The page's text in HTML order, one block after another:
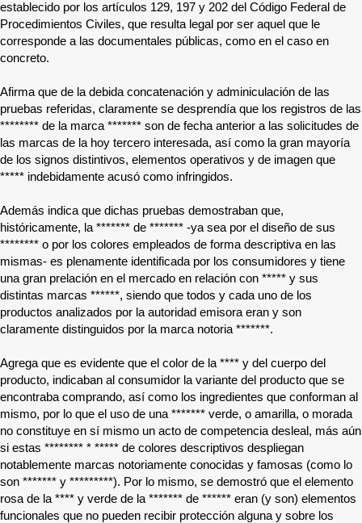
establecido por los artículos 129, 197 y 202 del Código Federal de
Procedimientos Civiles, que resulta legal por ser aquel que le
corresponde a las documentales públicas, como en el caso en
concreto.
Afirma que de la debida concatenación y adminiculación de las
pruebas referidas, claramente se desprendía que los registros de las
******** de la marca ******* son de fecha anterior a las solicitudes de
las marcas de la hoy tercero interesada, así como la gran mayoría
de los signos distintivos, elementos operativos y de imagen que
***** indebidamente acusó como infringidos.
Además indica que dichas pruebas demostraban que,
históricamente, la ******* de ******* -ya sea por el diseño de sus
******** o por los colores empleados de forma descriptiva en las
mismas- es plenamente identificada por los consumidores y tiene
una gran prelación en el mercado en relación con ***** y sus
distintas marcas ******, siendo que todos y cada uno de los
productos analizados por la autoridad emisora eran y son
claramente distinguidos por la marca notoria *******.
Agrega que es evidente que el color de la **** y del cuerpo del
producto, indicaban al consumidor la variante del producto que se
encontraba comprando, así como los ingredientes que conforman al
mismo, por lo que el uso de una ******* verde, o amarilla, o morada
no constituye en sí mismo un acto de competencia desleal, más aún
si estas ******** * ***** de colores descriptivos despliegan
notablemente marcas notoriamente conocidas y famosas (como lo
son ******* y *********). Por lo mismo, se demostró que el elemento
rosa de la **** y verde de la ******* de ****** eran (y son) elementos
funcionales que no pueden recibir protección alguna y sobre los